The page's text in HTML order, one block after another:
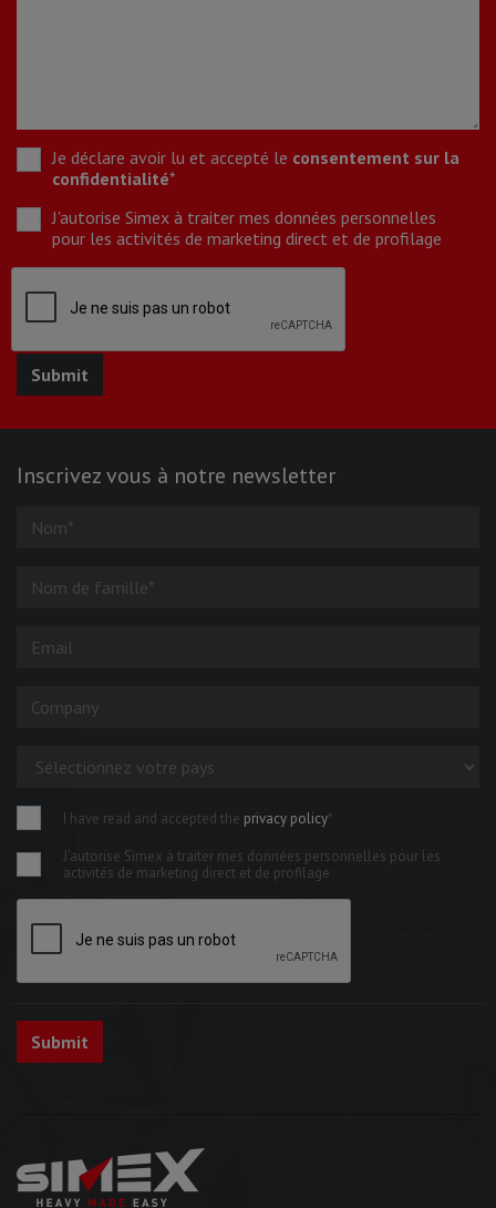
Je déclare avoir lu et accepté le consentement sur la
confidentialité*
J'autorise Simex à traiter mes données personnelles
pour les activités de marketing direct et de profilage
Inscrivez vous à notre newsletter
I have read and accepted the privacy policy*
J'autorise Simex à traiter mes données personnelles pour les
activités de marketing direct et de profilage